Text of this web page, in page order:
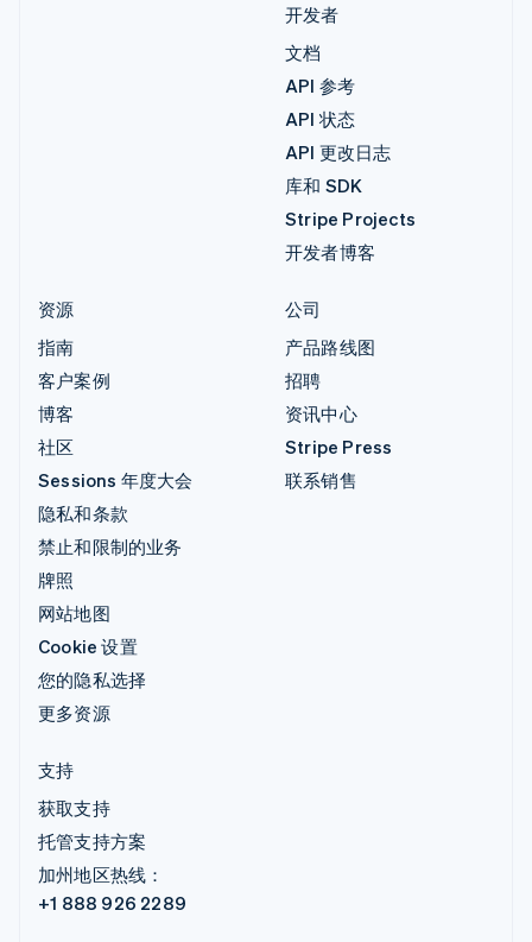
开发者
文档
API 参考
API 状态
API 更改日志
库和 SDK
Stripe Projects
开发者博客
资源
指南
客户案例
博客
社区
Sessions 年度大会
隐私和条款
禁止和限制的业务
牌照
网站地图
Cookie 设置
您的隐私选择
更多资源
公司
产品路线图
招聘
资讯中心
Stripe Press
联系销售
支持
获取支持
托管支持方案
加州地区热线：
+1 888 926 2289